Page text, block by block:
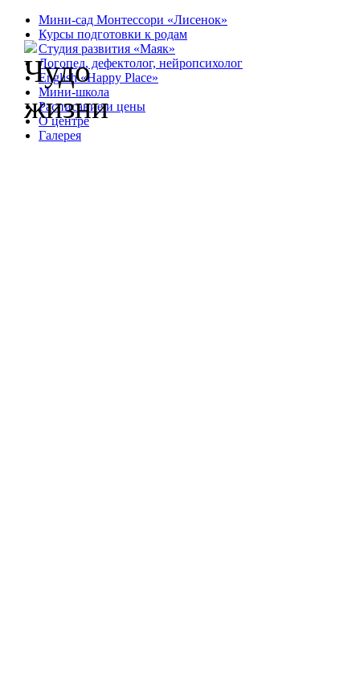
Мини-сад Монтессори «Лисенок»
Курсы подготовки к родам
Студия развития «Маяк»
Логопед, дефектолог, нейропсихолог
English «Happy Place»
Мини-школа
Расписание и цены
О центре
Галерея